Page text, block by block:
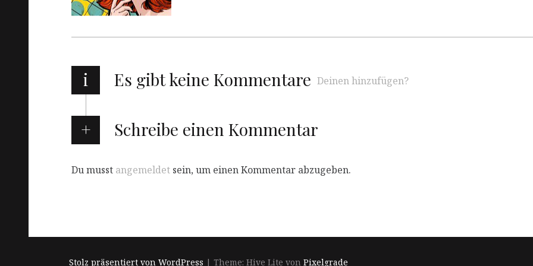
i Es gibt keine Kommentare Deinen hinzufügen?
Schreibe einen Kommentar
Du musst angemeldet sein, um einen Kommentar abzugeben.
Stolz präsentiert von WordPress | Theme: Hive Lite von Pixelgrade